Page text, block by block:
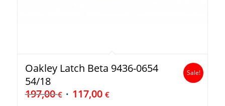
Oakley Latch Beta 9436-0654
54/18
197,00€ 117,00 €
Sale!